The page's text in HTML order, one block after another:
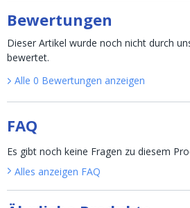
Bewertungen
Dieser Artikel wurde noch nicht durch
bewertet.
Alle 0 Bewertungen anzeigen
FAQ
Es gibt noch keine Fragen zu diesem
Alles anzeigen FAQ